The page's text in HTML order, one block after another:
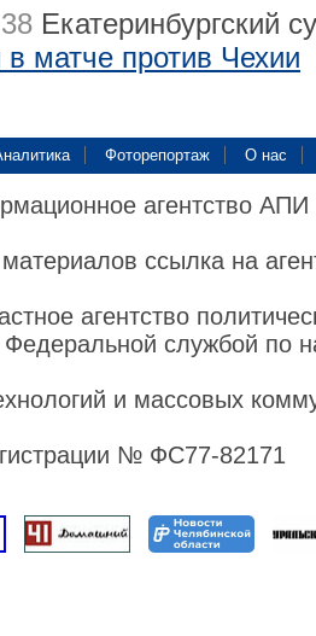
Екатеринбургский
матче против Чехии
Фоторепортаж О нас
агентство
ссылка на
агентство
Федеральной службой по
и массовых
№ ФС77-82171